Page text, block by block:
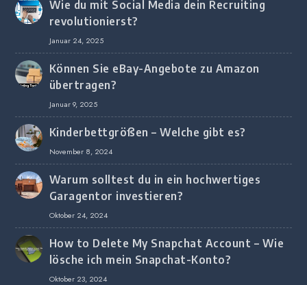
Wie du mit Social Media dein Recruiting
revolutionierst?
Januar 24, 2025
Können Sie eBay-Angebote zu Amazon
übertragen?
Januar 9, 2025
Kinderbettgrößen – Welche gibt es?
November 8, 2024
Warum solltest du in ein hochwertiges
Garagentor investieren?
Oktober 24, 2024
How to Delete My Snapchat Account – Wie
lösche ich mein Snapchat-Konto?
Oktober 23, 2024